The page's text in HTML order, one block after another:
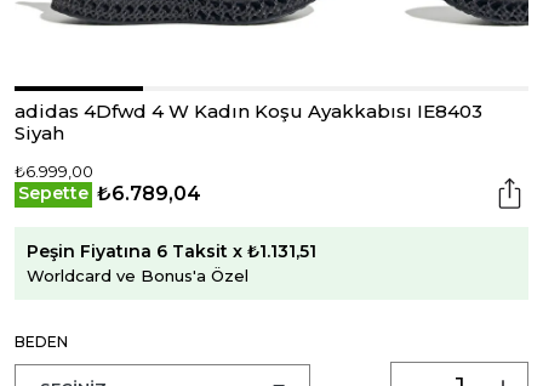
adidas 4Dfwd 4 W Kadın Koşu Ayakkabısı IE8403
Siyah
₺6.999,00
Sepette ₺6.789,04
Peşin Fiyatına 6 Taksit x ₺1.131,51
Worldcard ve Bonus'a Özel
BEDEN